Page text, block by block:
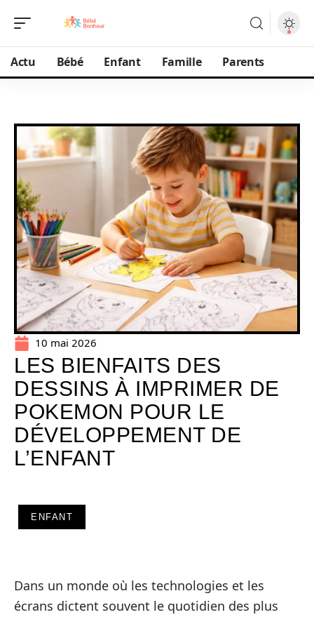
Actu Bébé Enfant Famille Parents
10 mai 2026
LES BIENFAITS DES
DESSINS À IMPRIMER DE
POKEMON POUR LE
DÉVELOPPEMENT DE
L’ENFANT
ENFANT
Dans un monde où les technologies et les
écrans dictent souvent le quotidien des plus